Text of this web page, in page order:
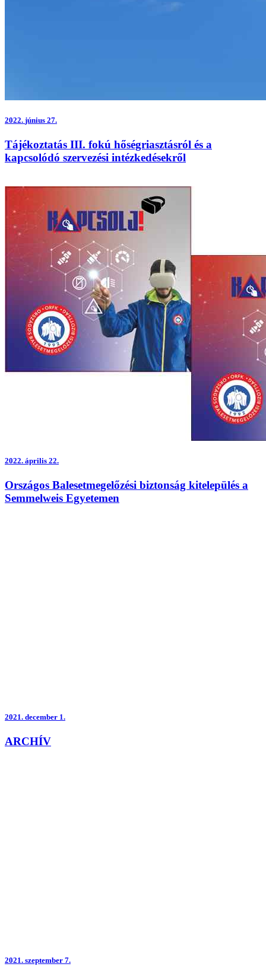
2022. június 27.
Tájékoztatás III. fokú hőségriasztásról és a
kapcsolódó szervezési intézkedésekről
2022. április 22.
Országos Balesetmegelőzési biztonság kitelepülés a
Semmelweis Egyetemen
2021. december 1.
ARCHÍV
2021. szeptember 7.